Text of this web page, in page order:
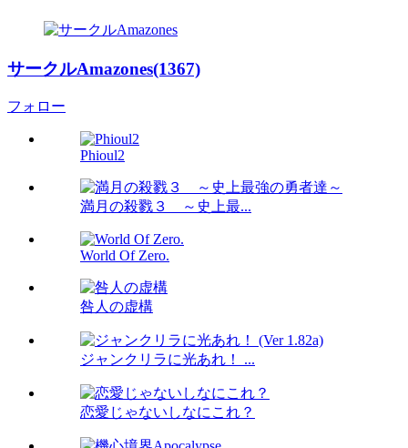
サークルAmazones(1367)
フォロー
Phioul2
満月の殺戮３ ～史上最...
World Of Zero.
咎人の虚構
ジャンクリラに光あれ！ ...
恋愛じゃないしなにこれ？